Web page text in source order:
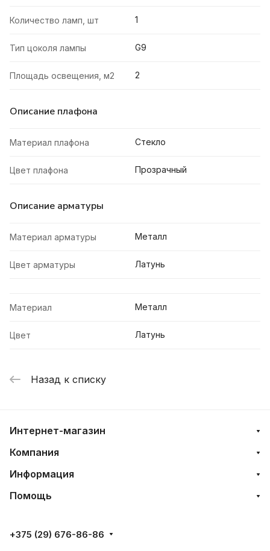
Количество ламп, шт 1
Тип цоколя лампы G9
Площадь освещения, м2 2
Описание плафона
Материал плафона Стекло
Цвет плафона Прозрачный
Описание арматуры
Материал арматуры Металл
Цвет арматуры Латунь
Материал Металл
Цвет Латунь
Назад к списку
Интернет-магазин
Компания
Информация
Помощь
+375 (29) 676-86-86